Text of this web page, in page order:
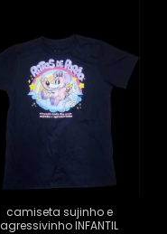
camiseta sujinho e
agressivinho INFANTIL